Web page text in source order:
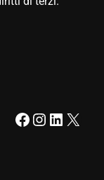
Facebook Instagram LinkedIn X